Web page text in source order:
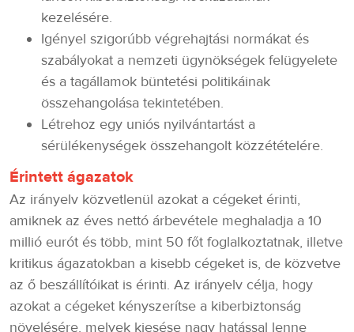
kezelésére.
Igényel szigorúbb végrehajtási normákat és
szabályokat a nemzeti ügynökségek felügyelete
és a tagállamok büntetési politikáinak
összehangolása tekintetében.
Létrehoz egy uniós nyilvántartást a
sérülékenységek összehangolt közzétételére.
Érintett ágazatok
Az irányelv közvetlenül azokat a cégeket érinti,
amiknek az éves nettó árbevétele meghaladja a 10
millió eurót és több, mint 50 főt foglalkoztatnak, illetve
kritikus ágazatokban a kisebb cégeket is, de közvetve
az ő beszállítóikat is érinti. Az irányelv célja, hogy
azokat a cégeket kényszerítse a kiberbiztonság
növelésére, melyek kiesése nagy hatással lenne